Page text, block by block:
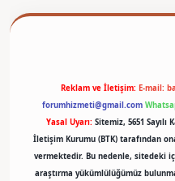
Reklam ve İletişim: E-mail:
forumhizmeti@gmail.com
Yasal Uyarı: Sitemiz, 5651
İletişim Kurumu (BTK) tarafından
vermektedir. Bu nedenle, sitedeki
araştırma yükümlülüğümüz